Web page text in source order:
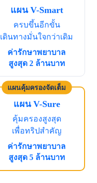
แผน V-Smart
ครบขึ้นอีกขั้น
เดินทางมั่นใจกว่าเดิม
ค่ารักษาพยาบาล
สูงสุด 2 ล้านบาท
แผนคุ้มครองจัดเต็ม
แผน V-Sure
คุ้มครองสูงสุด
เพื่อทริปสำคัญ
ค่ารักษาพยาบาล
สูงสุด 5 ล้านบาท